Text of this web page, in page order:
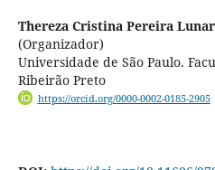
Thereza Cristina Pereira
(Organizador)
Universidade de São Paulo.
Ribeirão Preto
https://orcid.org/0000-0002-0185-2905